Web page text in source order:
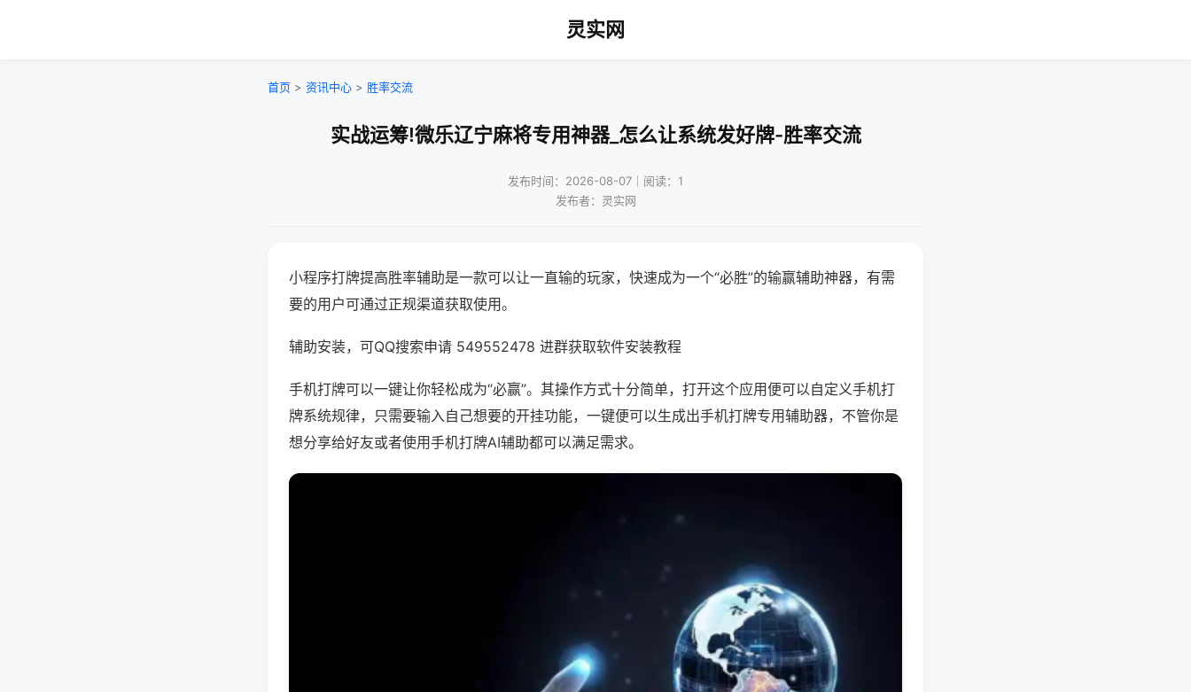
灵实网
首页 > 资讯中心 > 胜率交流
实战运筹!微乐辽宁麻将专用神器_怎么让系统发好牌-胜率交流
发布时间：2026-08-07｜阅读：1
发布者：灵实网
小程序打牌提高胜率辅助是一款可以让一直输的玩家，快速成为一个“必胜”的输赢辅助神器，有需
要的用户可通过正规渠道获取使用。
辅助安装，可QQ搜索申请 549552478 进群获取软件安装教程
手机打牌可以一键让你轻松成为“必赢”。其操作方式十分简单，打开这个应用便可以自定义手机打
牌系统规律，只需要输入自己想要的开挂功能，一键便可以生成出手机打牌专用辅助器，不管你是
想分享给好友或者使用手机打牌AI辅助都可以满足需求。